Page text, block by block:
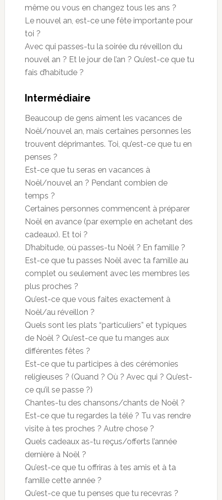
même ou vous en changez tous les ans ?
Le nouvel an, est-ce une fête importante pour
toi ?
Avec qui passes-tu la soirée du réveillon du
nouvel an ? Et le jour de l’an ? Qu’est-ce que tu
fais d’habitude ?
Intermédiaire
Beaucoup de gens aiment les vacances de
Noël/nouvel an, mais certaines personnes les
trouvent déprimantes. Toi, qu’est-ce que tu en
penses ?
Est-ce que tu seras en vacances à
Noël/nouvel an ? Pendant combien de
temps ?
Certaines personnes commencent à préparer
Noël en avance (par exemple en achetant des
cadeaux). Et toi ?
D’habitude, où passes-tu Noël ? En famille ?
Est-ce que tu passes Noël avec ta famille au
complet ou seulement avec les membres les
plus proches ?
Qu’est-ce que vous faites exactement à
Noël/au réveillon ?
Quels sont les plats “particuliers” et typiques
de Noël ? Qu’est-ce que tu manges aux
différentes fêtes ?
Est-ce que tu participes à des cérémonies
religieuses ? (Quand ? Où ? Avec qui ? Qu’est-
ce qu’il se passe ?)
Chantes-tu des chansons/chants de Noël ?
Est-ce que tu regardes la télé ? Tu vas rendre
visite à tes proches ? Autre chose ?
Quels cadeaux as-tu reçus/offerts l’année
dernière à Noël ?
Qu’est-ce que tu offriras à tes amis et à ta
famille cette année ?
Qu’est-ce que tu penses que tu recevras ?